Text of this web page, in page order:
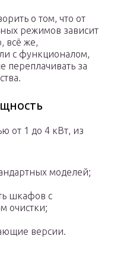
о том, что от
режимов зависит
всё же,
с функционалом,
переплачивать за
от 1 до 4 кВт, из
моделей;
шкафов с
очистки;
версии.